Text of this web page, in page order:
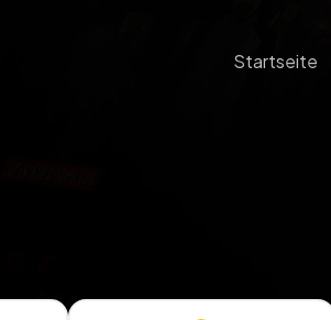
Startseite